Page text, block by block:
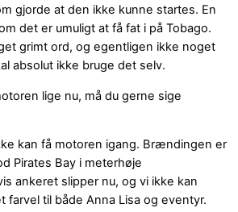
gjorde at den ikke kunne startes. En
det er umuligt at få fat i på Tobago.
grimt ord, og egentligen ikke noget
absolut ikke bruge det selv.
lige nu, må du gerne sige
kan få motoren igang. Brændingen er
Pirates Bay i meterhøje
ankeret slipper nu, og vi ikke kan
farvel til både Anna Lisa og eventyr.